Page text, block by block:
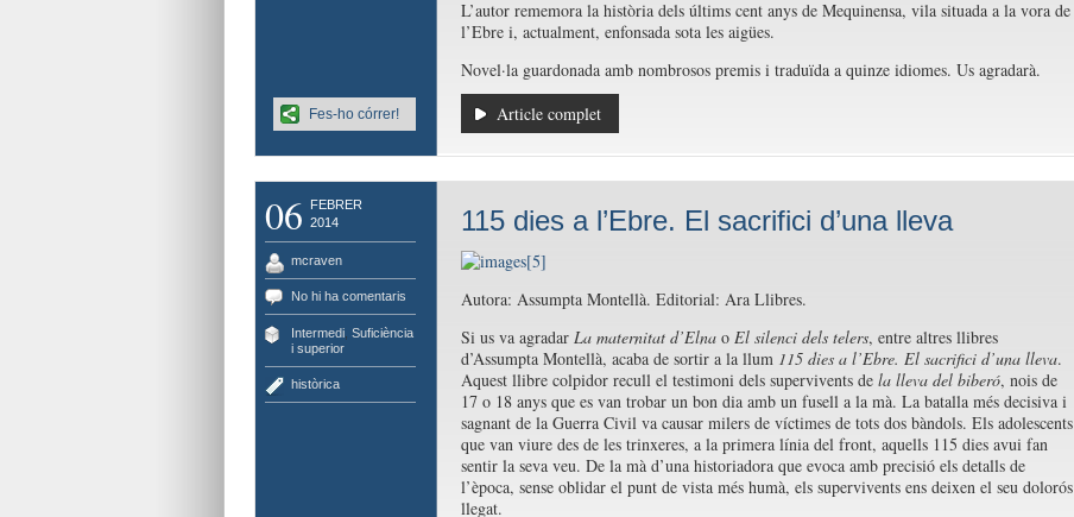
L’autor rememora la història dels últims cent anys de Mequinensa, vila situada a la vora de
l’Ebre i, actualment, enfonsada sota les aigües.
Novel·la guardonada amb nombrosos premis i traduïda a quinze idiomes. Us agradarà.
Article complet
Fes-ho córrer!
06
FEBRER
2014
mcraven
No hi ha comentaris
Intermedi, Suficiència
i superior
històrica
115 dies a l’Ebre. El sacrifici d’una lleva
Autora: Assumpta Montellà. Editorial: Ara Llibres.
Si us va agradarLa maternitat d’Elnao El silenci dels telers, entre altres llibres
d’Assumpta Montellà, acaba de sortir a la llum115 dies a l’Ebre. El sacrifici d’una lleva.
Aquest llibre colpidor recull el testimoni dels supervivents dela lleva del biberó, nois de
17 o 18 anys que es van trobar un bon dia amb un fusell a la mà. La batalla més decisiva i
sagnant de la Guerra Civil va causar milers de víctimes de tots dos bàndols. Els adolescents
que van viure des de les trinxeres, a la primera línia del front, aquells 115 dies avui fan
sentir la seva veu. De la mà d’una historiadora que evoca amb precisió els detalls de
l’època, sense oblidar el punt de vista més humà, els supervivents ens deixen el seu dolorós
llegat.